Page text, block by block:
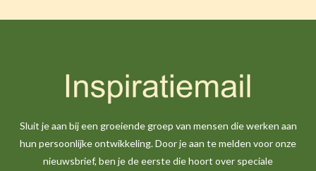
Sluit je aan bij een groeiende groep van mensen die werken aan
hun persoonlijke ontwikkeling. Door je aan te melden voor onze
nieuwsbrief, ben je de eerste die hoort over speciale